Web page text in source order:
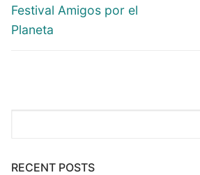
Festival Amigos por el
Planeta
RECENT POSTS